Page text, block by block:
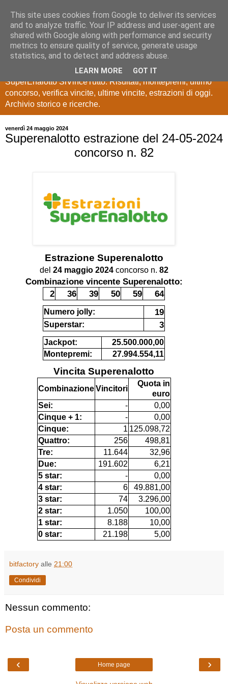
Estrazioni Lotto
SuperEnalotto
Ultime estrazioni di Lotto, SuperEnalotto, 10 e lotto,
SuperEnalotto SiVinceTutto. Risultati, montepremi, ultimo
concorso, verifica vincite, ultime vincite, estrazioni di oggi.
Archivio storico e ricerche.
venerdì 24 maggio 2024
Superenalotto estrazione del 24-05-2024
concorso n. 82
Estrazione Superenalotto
del 24 maggio 2024concorso n. 82
Combinazione vincente Superenalotto:
2
36 39 50 59 64
Numero jolly: 19
Superstar: 3
Jackpot:
25.500.000,00
Montepremi:
27.994.554,11
Vincita Superenalotto
Combinazione Vincitori
Quota in
euro
Sei:
-
0,00
Cinque + 1:
-
0,00
Cinque:
1 125.098,72
Quattro:
256
498,81
Tre:
11.644
32,96
Due:
191.602
6,21
5 star:
-
0,00
4 star:
6
49.881,00
3 star:
74
3.296,00
2 star:
1.050
100,00
1 star:
8.188
10,00
0 star:
21.198 5,00
bitfactory alle 21:00
Condividi
Nessun commento:
Posta un commento
‹ ›
Home page
This site uses cookies from Google to deliver its services
and to analyze traffic. Your IP address and user-agent are
shared with Google along with performance and security
metrics to ensure quality of service, generate usage
statistics, and to detect and address abuse.
LEARN MORE GOT IT